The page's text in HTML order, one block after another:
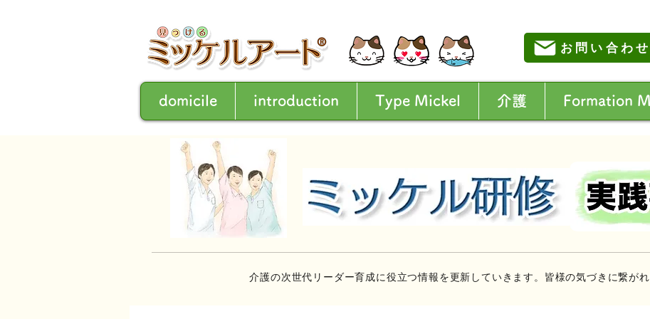
お問い合わせ
domicile introduction Type Mickel 介護 Formation
介護の次世代リーダー育成に役立つ情報を更新していきます。皆様の気づきに繋が